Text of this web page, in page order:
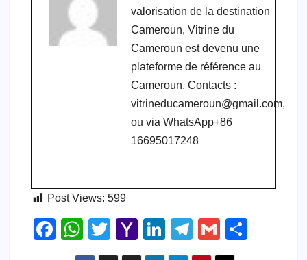
valorisation de la destination
Cameroun, Vitrine du
Cameroun est devenu une
plateforme de référence au
Cameroun. Contacts :
vitrineducameroun@gmail.com,
ou via WhatsApp+86
16695017248
Post Views: 599
F
W
h
T
wi
Y
a
Li
n
T
el
G
m